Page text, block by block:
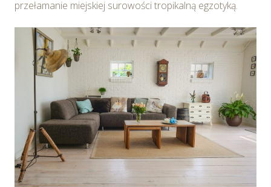
przełamanie miejskiej surowości tropikalną egzotyką.